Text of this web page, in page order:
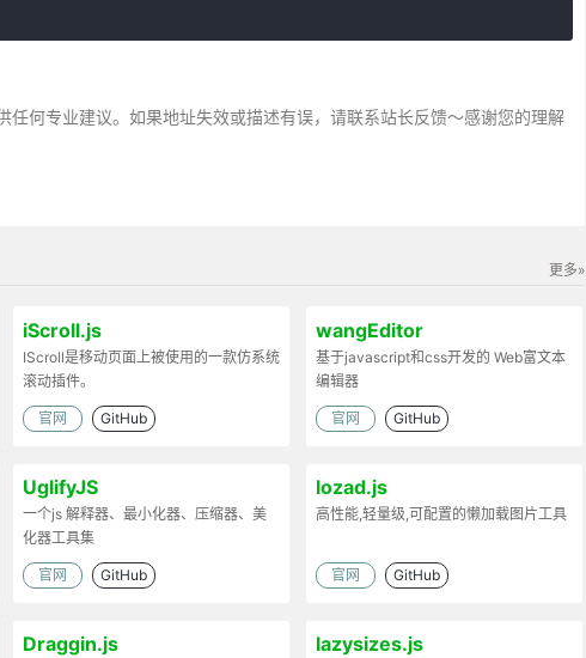
何专业建议。如果地址失效或描述有误，请联系站长反馈～感谢您的理解
更多»
iScroll.js
IScroll是移动页面上被使用的一款仿系统
滚动插件。
官网 GitHub
wangEditor
基于javascript和css开发的 Web富文本
编辑器
官网 GitHub
UglifyJS
一个js 解释器、最小化器、压缩器、美
化器工具集
官网 GitHub
lozad.js
高性能,轻量级,可配置的懒加载图片工具
官网 GitHub
Draggin.js lazysizes.js